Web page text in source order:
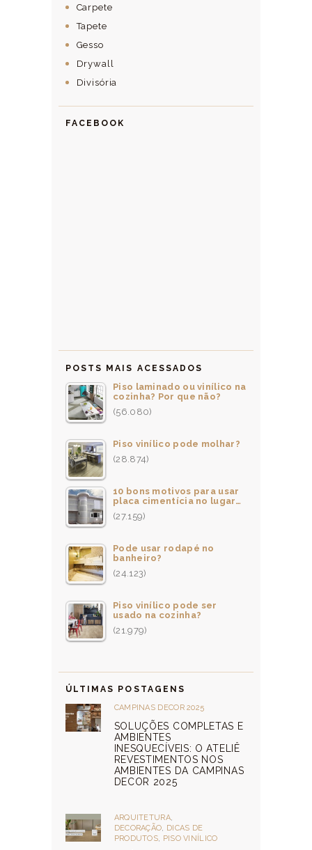
Carpete
Tapete
Gesso
Drywall
Divisória
FACEBOOK
POSTS MAIS ACESSADOS
Piso laminado ou vinílico na
cozinha? Por que não?
(56.080)
Piso vinílico pode molhar?
(28.874)
10 bons motivos para usar
placa cimentícia no lugar…
(27.159)
Pode usar rodapé no
banheiro?
(24.123)
Piso vinílico pode ser
usado na cozinha?
(21.979)
ÚLTIMAS POSTAGENS
CAMPINAS DECOR 2025
SOLUÇÕES COMPLETAS E
AMBIENTES
INESQUECÍVEIS: O ATELIÊ
REVESTIMENTOS NOS
AMBIENTES DA CAMPINAS
DECOR 2025
ARQUITETURA,
DECORAÇÃO, DICAS DE
PRODUTOS, PISO VINÍLICO